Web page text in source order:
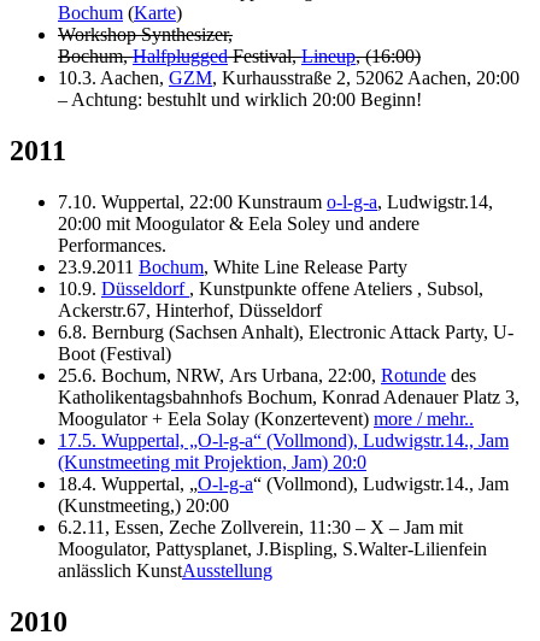
Bochum (Karte)
Workshop Synthesizer,
Bochum,HalfpluggedFestival,Lineup, (16:00)
10.3. Aachen, GZM, Kurhausstraße 2, 52062 Aachen, 20:00
– Achtung: bestuhlt und wirklich 20:00 Beginn!
2011
7.10. Wuppertal, 22:00 Kunstraum o-l-g-a, Ludwigstr.14,
20:00 mit Moogulator & Eela Soley und andere
Performances.
23.9.2011 Bochum, White Line Release Party
10.9. Düsseldorf , Kunstpunkte offene Ateliers , Subsol,
Ackerstr.67, Hinterhof, Düsseldorf
6.8. Bernburg (Sachsen Anhalt), Electronic Attack Party, U-
Boot (Festival)
25.6. Bochum, NRW, Ars Urbana, 22:00, Rotunde des
Katholikentagsbahnhofs Bochum, Konrad Adenauer Platz 3,
Moogulator + Eela Solay (Konzertevent) more / mehr..
17.5. Wuppertal, „O-l-g-a“ (Vollmond), Ludwigstr.14., Jam
(Kunstmeeting mit Projektion, Jam) 20:0
18.4. Wuppertal, „O-l-g-a“ (Vollmond), Ludwigstr.14., Jam
(Kunstmeeting,) 20:00
6.2.11, Essen, Zeche Zollverein, 11:30 – X – Jam mit
Moogulator, Pattysplanet, J.Bispling, S.Walter-Lilienfein
anlässlich KunstAusstellung
2010